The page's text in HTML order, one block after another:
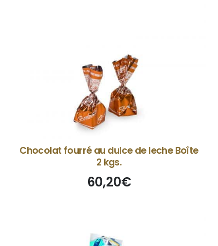
Chocolat fourré au dulce de leche Boîte
2 kgs.
60,20€